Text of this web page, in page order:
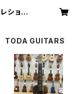
ショッ
TODA GUITARS